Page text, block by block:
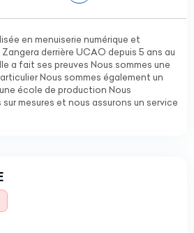
en menuiserie numérique et
derrière UCAO depuis 5 ans au
a fait ses preuves Nous sommes une
Nous sommes également un
école de production Nous
mesures et nous assurons un service